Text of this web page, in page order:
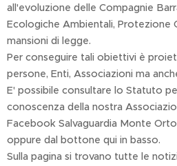
all'evoluzione delle Compagnie
Ecologiche Ambientali, Protezione
mansioni di legge.
Per conseguire tali obiettivi è
persone, Enti, Associazioni ma
E' possibile consultare lo Statuto
conoscenza della nostra
Facebook Salvaguardia Monte
oppure dal bottone qui in basso.
Sulla pagina si trovano tutte le